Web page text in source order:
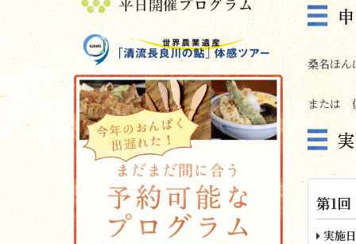
桑名ほ
または
第1回
実施